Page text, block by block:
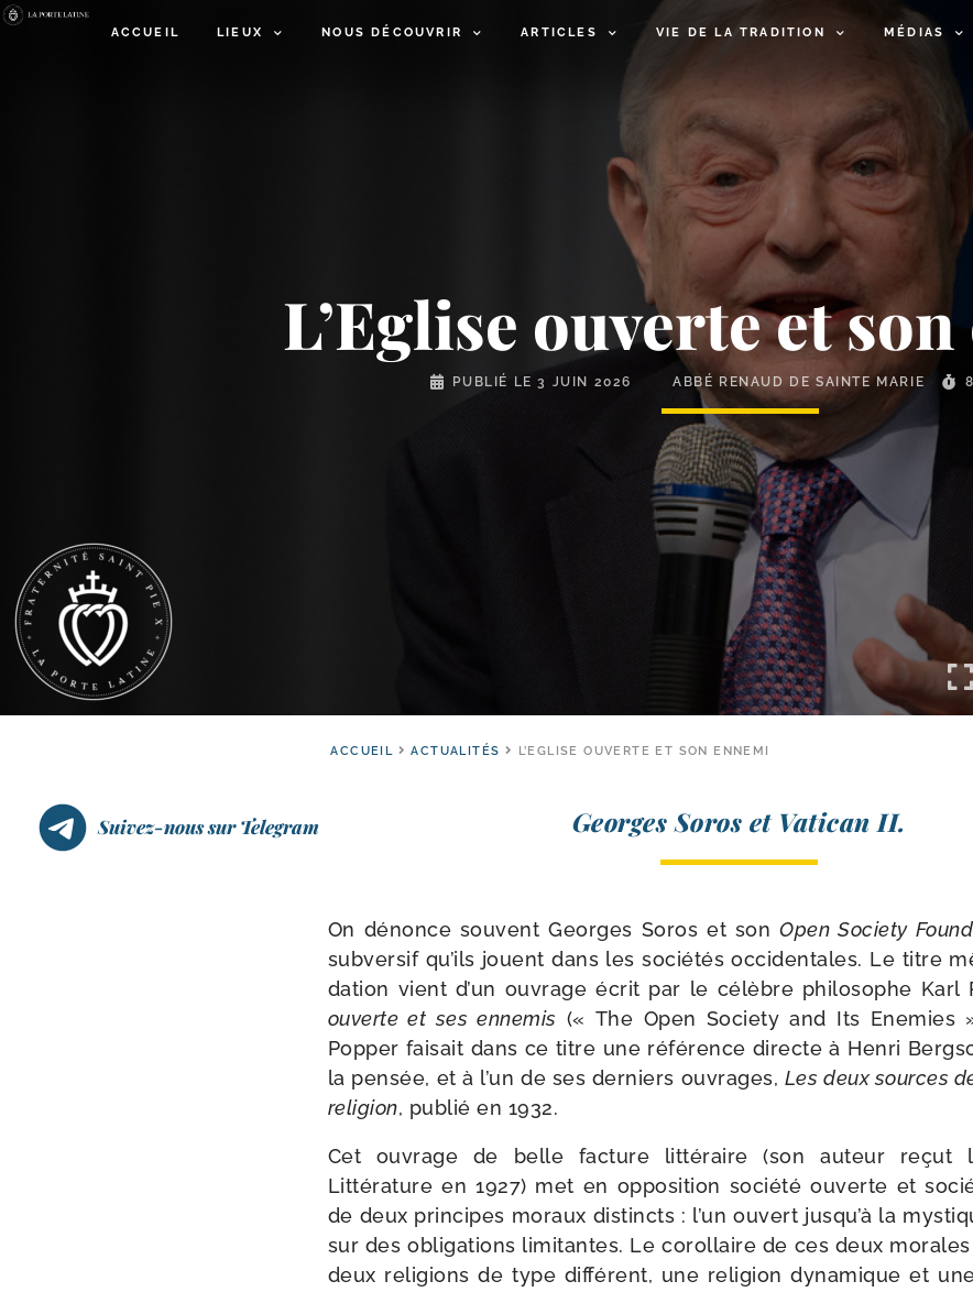
ACCUEIL LIEUX NOUS DÉCOUVRIR ARTICLES VIE DE LA TRADITION MÉDIAS
L’Eglise ouverte et
PUBLIÉ LE3 JUIN 2026 ABBÉ RENAUD DE SAINTE MARIE
ACCUEIL ACTUALITÉS L’EGLISE OUVERTE ET SON ENNEMI
Suivez-nous sur Telegram Georges Soros et Vatican II.
On dénonce sou­vent Georges Soros et sonOpen Society
sub­ver­sif qu’ils jouent dans les socié­tés occi­den­tales. Le titre
da­tion vient d’un ouvrage écrit par le célèbre phi­lo­sophe Karl
ouverte et ses enne­mis (« The Open Society and Its Enemies
Popper fai­sait dans ce titre une réfé­rence directe à Henri
la pen­sée, et à l’un de ses der­niers ouvrages, Les deux sources
reli­gion, publié en 1932.
Cet ouvrage de belle fac­ture lit­té­raire (son auteur reçut
Littérature en 1927) met en oppo­si­tion socié­té ouverte et
de deux prin­cipes moraux dis­tincts : l’un ouvert jusqu’à la
sur des obli­ga­tions limi­tantes. Le corol­laire de ces deux
deux reli­gions de type dif­fé­rent, une reli­gion dyna­mique et